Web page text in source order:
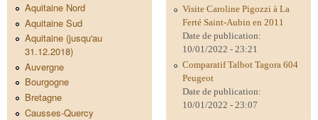
Aquitaine Nord
Aquitaine Sud
Aquitaine (jusqu'au
31.12.2018)
Auvergne
Bourgogne
Bretagne
Causses-Quercy
Visite Caroline Pigozzi à La
Ferté Saint-Aubin en 2011
Date de publication:
10/01/2022 - 23:21
Comparatif Talbot Tagora 604
Peugeot
Date de publication:
10/01/2022 - 23:07